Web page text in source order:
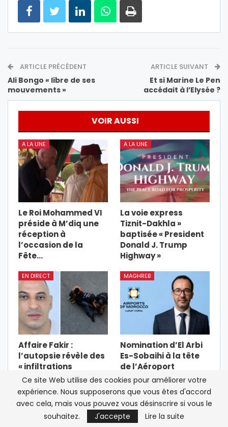
ARTICLE PRÉCÉDENT
Ali Bongo « libre de ses
mouvements »
ARTICLE SUIVANT
Et si Marine Le Pen
accédait à l’Elysée ?
VOIR AUSSI
A LA UNE
Le Roi Mohammed VI
préside à M’diq une
réception à
l’occasion de la
Fête…
A LA UNE
La voie express
Tiznit-Dakhla »
baptisée « President
Donald J. Trump
Highway »
EN DIRECT
Affaire Fakir :
l’autopsie révèle des
« infiltrations
hémorragiques au
dos »,…
MAGHREB
Nomination d’El Arbi
Es-Sobaihi à la tête
de l’Aéroport
Mohammed V de…
PRÉCÉDENT SUIVANT
Ce site Web utilise des cookies pour améliorer votre
expérience. Nous supposerons que vous êtes d'accord
avec cela, mais vous pouvez vous désinscrire si vous le
souhaitez.
J'accepte Lire la suite